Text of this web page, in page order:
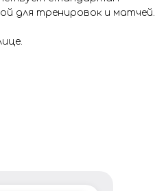
для тренировок и матчей.